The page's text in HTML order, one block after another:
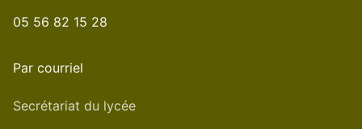
05 56 82 15 28
Par courriel
Secrétariat du lycée